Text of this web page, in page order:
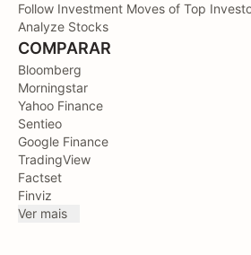
Follow Investment Moves of Top
Analyze Stocks
COMPARAR
Bloomberg
Morningstar
Yahoo Finance
Sentieo
Google Finance
TradingView
Factset
Finviz
Ver mais